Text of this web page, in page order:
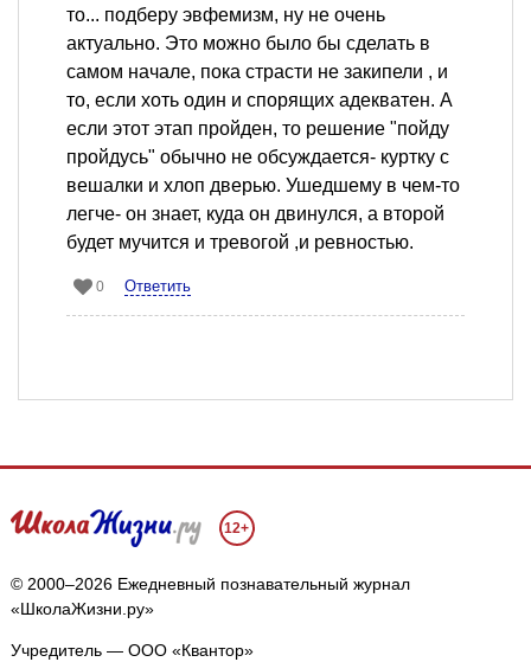
то... подберу эвфемизм, ну не очень
актуально. Это можно было бы сделать в
самом начале, пока страсти не закипели , и
то, если хоть один и спорящих адекватен. А
если этот этап пройден, то решение "пойду
пройдусь" обычно не обсуждается- куртку с
вешалки и хлоп дверью. Ушедшему в чем-то
легче- он знает, куда он двинулся, а второй
будет мучится и тревогой ,и ревностью.
0 Ответить
12+
© 2000–2026 Ежедневный познавательный журнал
«ШколаЖизни.ру»
Учредитель — ООО «Квантор»